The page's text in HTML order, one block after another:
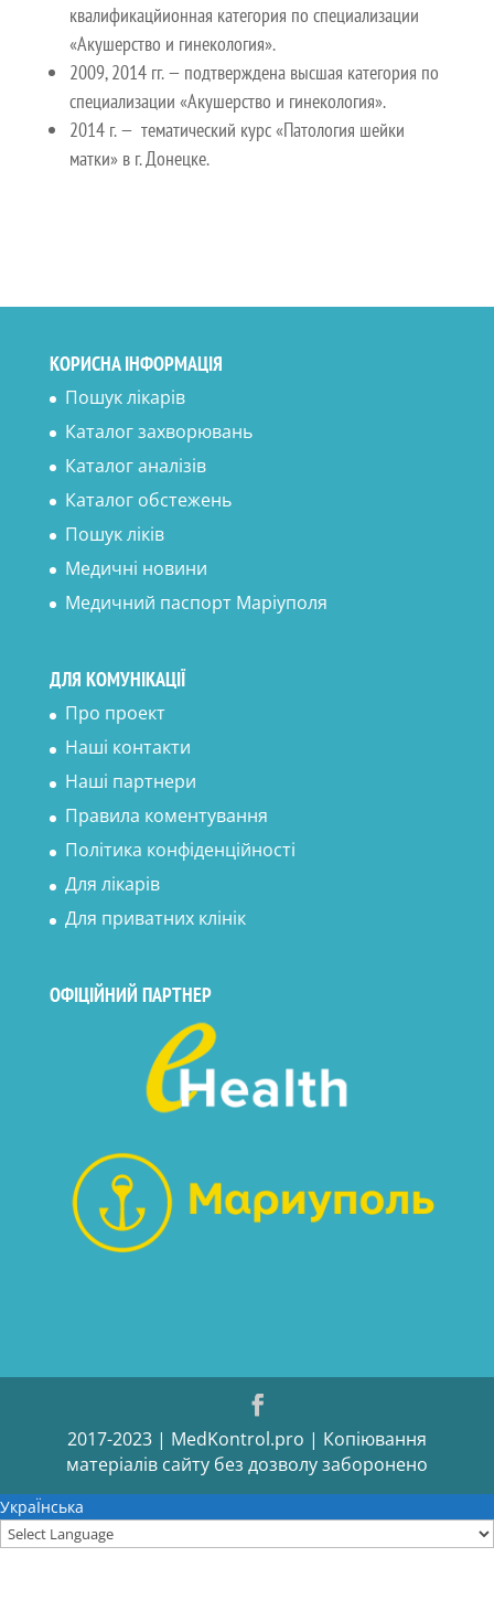
квалификацйионная категория по специализации
«Акушерство и гинекология».
2009, 2014 гг. — подтверждена высшая категория по
специализации «Акушерство и гинекология».
2014 г. — тематический курс «Патология шейки
матки» в г. Донецке.
КОРИСНА ІНФОРМАЦІЯ
Пошук лікарів
Каталог захворювань
Каталог аналізів
Каталог обстежень
Пошук ліків
Медичні новини
Медичний паспорт Маріуполя
ДЛЯ КОМУНІКАЦІЇ
Про проект
Наші контакти
Наші партнери
Правила коментування
Політика конфіденційності
Для лікарів
Для приватних клінік
ОФІЦІЙНИЙ ПАРТНЕР
2017-2023 | MedKontrol.pro | Копіювання
матеріалів сайту без дозволу заборонено
УкраЇнська